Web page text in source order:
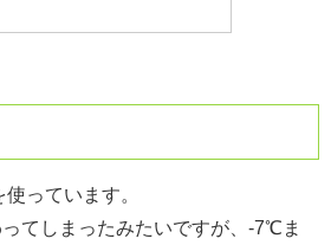
っています。
てしまったみたいですが、-7℃ま